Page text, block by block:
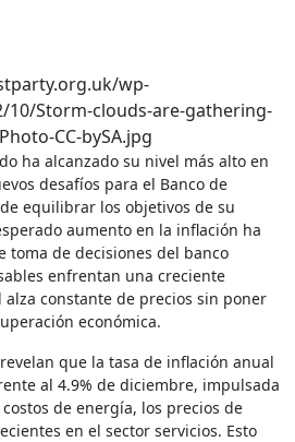
desafíos para el Banco de
equilibrar los objetivos de su
aumento en la inflación ha
toma de decisiones del banco
enfrentan una creciente
constante de precios sin poner
económica.
que la tasa de inflación anual
al 4.9% de diciembre, impulsada
de energía, los precios de
en el sector servicios. Esto